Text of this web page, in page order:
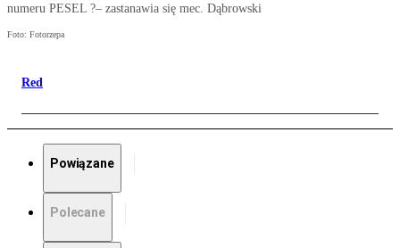
numeru PESEL ?– zastanawia się mec. Dąbrowski
Foto: Fotorzepa
Red
Powiązane
Polecane